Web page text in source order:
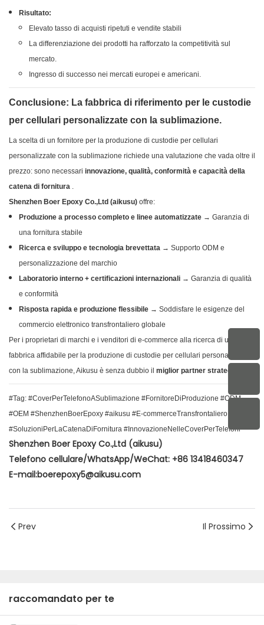
Risultato:
Elevato tasso di acquisti ripetuti e vendite stabili
La differenziazione dei prodotti ha rafforzato la competitività sul
mercato.
Ingresso di successo nei mercati europei e americani.
Conclusione: La fabbrica di riferimento per le custodie
per cellulari personalizzate con la sublimazione.
La scelta di un fornitore per la produzione di custodie per cellulari
personalizzate con la sublimazione richiede una valutazione che vada oltre il
prezzo: sono necessari innovazione, qualità, conformità e capacità della
catena di fornitura .
Shenzhen Boer Epoxy Co.,Ltd (aikusu) offre:
Produzione a processo completo e linee automatizzate→ Garanzia di
una fornitura stabile
Ricerca e sviluppo e tecnologia brevettata→ Supporto ODM e
personalizzazione del marchio
Laboratorio interno + certificazioni internazionali→ Garanzia di qualità
e conformità
Risposta rapida e produzione flessibile→ Soddisfare le esigenze del
commercio elettronico transfrontaliero globale
Per i proprietari di marchi e i venditori di e-commerce alla ricerca di una
fabbrica affidabile per la produzione di custodie per cellulari personalizzate
con la sublimazione, Aikusu è senza dubbio il miglior partner strategico
#Tag: #CoverPerTelefonoASublimazione #FornitoreDiProduzione #ODM
#OEM #ShenzhenBoerEpoxy #aikusu #E-commerceTransfrontaliero
#SoluzioniPerLaCatenaDiFornitura #InnovazioneNelleCoverPerTelefoni
Shenzhen Boer Epoxy Co.,Ltd (aikusu)
Telefono cellulare/WhatsApp/WeChat: +86 13418460347
E-mail:boerepoxy5@aikusu.com
Prev Il Prossimo
raccomandato per te